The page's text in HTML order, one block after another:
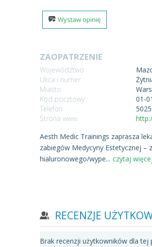
Wystaw opinię
ZAOPATRZENIE
Województwo
Ulica i numer
Miasto
Kod pocztowy
01-
Telefon
Strona www
Aesth Medic Trainings zaprasza
zabiegów Medycyny Estetycznej –
hialuronowego/wype... czytaj
RECENZJE
Brak recenzji użytkowników dla tej